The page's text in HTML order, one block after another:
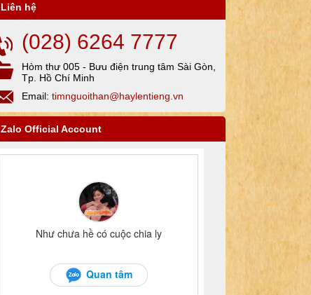
Liên hệ
(028) 6264 7777
Hòm thư 005 - Bưu điện trung tâm Sài Gòn,
Tp. Hồ Chí Minh
Email: timnguoithan@haylentieng.vn
Zalo Official Account